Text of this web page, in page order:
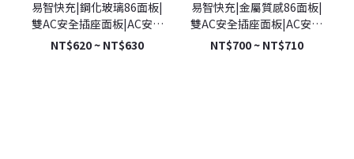
易智快充|鋼化玻璃86面板|
雙AC安全插座面板|AC安全
插座面板|台灣及國際安全
認證|飯店民宿推薦
NT$620 ~ NT$630
易智快充|金屬質感86面板|
雙AC安全插座面板|AC安全
插座面板|台灣及國際安全
認證|飯店民宿推薦
NT$700 ~ NT$710